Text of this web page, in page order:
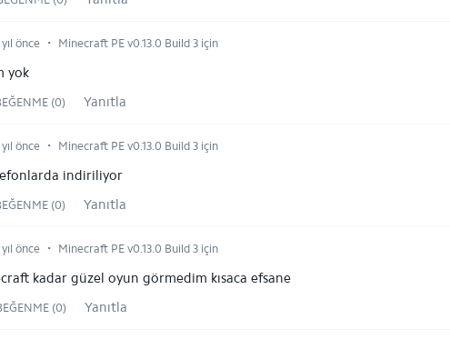
önce ⋅ Minecraft PE v0.13.0 Build 3 için
yok
(0) Yanıtla
önce ⋅ Minecraft PE v0.13.0 Build 3 için
indiriliyor
(0) Yanıtla
önce ⋅ Minecraft PE v0.13.0 Build 3 için
kadar güzel oyun görmedim kısaca efsane
(0) Yanıtla